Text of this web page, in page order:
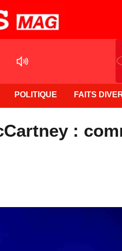
POLITIQUE FAITS
: